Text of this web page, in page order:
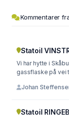
Kommentarer
Statoil
Vi har hytte i
gassflaske på vei
Johan
Statoil